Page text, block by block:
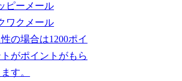
ピーメール
ワクメール
の場合は1200ポイ
トがポイントがもら
す。